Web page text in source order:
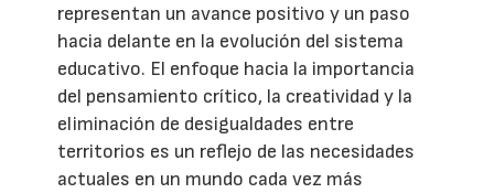
representan un avance positivo y un paso
hacia delante en la evolución del sistema
educativo. El enfoque hacia la importancia
del pensamiento crítico, la creatividad y la
eliminación de desigualdades entre
territorios es un reflejo de las necesidades
actuales en un mundo cada vez más